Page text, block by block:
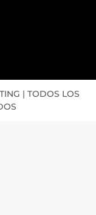
| TODOS LOS